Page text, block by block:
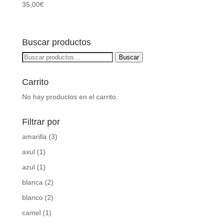
35,00€
Buscar productos
Buscar
Buscar
Carrito
No hay productos en el carrito.
Filtrar por
amarilla (3)
axul (1)
azul (1)
blanca (2)
blanco (2)
camel (1)